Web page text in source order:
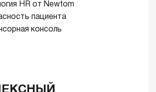
HR от Newtom
пациента
консоль